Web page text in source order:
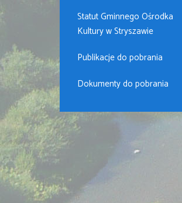
Statut Gminnego Ośrodka
Kultury w Stryszawie
Publikacje do pobrania
Dokumenty do pobrania